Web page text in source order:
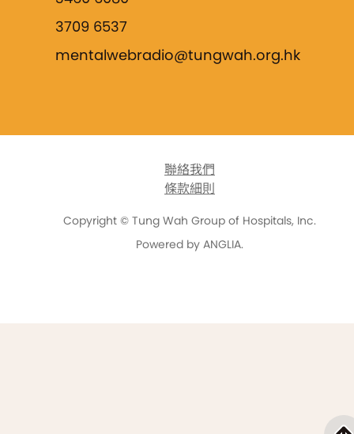
3709 6537
mentalwebradio@tungwah.org.hk
聯絡我們
條款細則
Copyright © Tung Wah Group of Hospitals, Inc.
Powered by ANGLIA.